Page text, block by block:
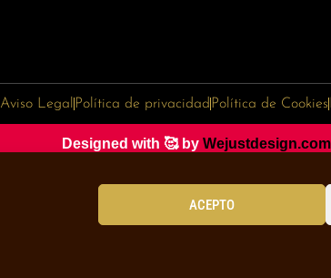
ACEPTO
Aviso Legal Política de privacidad Política de Cookies
Designed with 🥰 by Wejustdesign.com